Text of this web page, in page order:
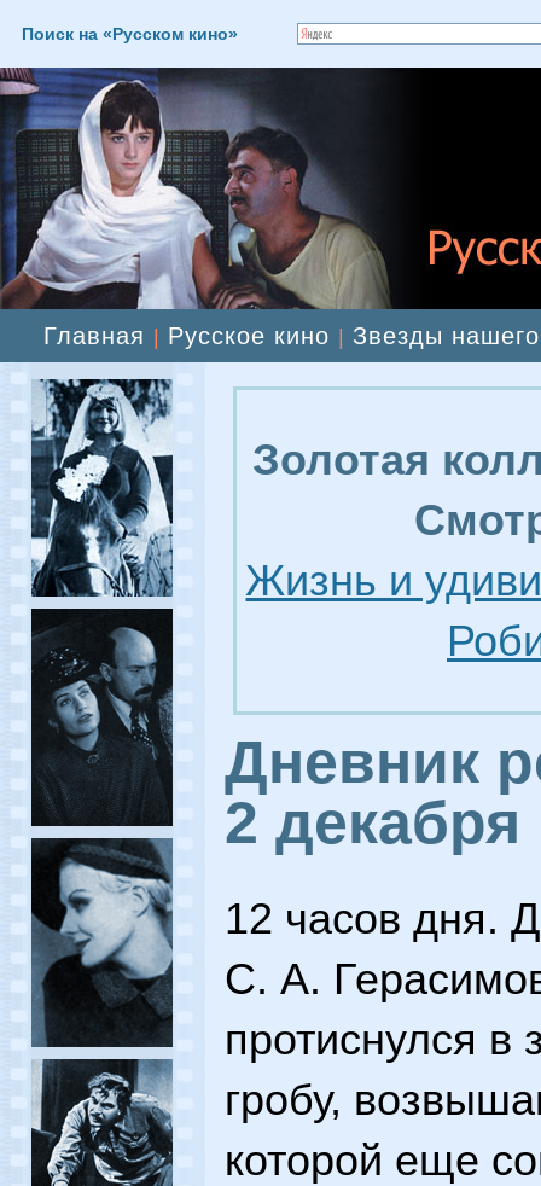
Поиск на «Русском кино»
Главная Русское кино Звезды
Золотая
Жизнь и
Дневник
2 декабря
12 часов дня.
С. А.
протиснулся в
гробу,
которой еще